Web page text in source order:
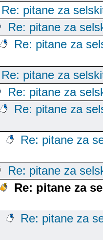
Re: pitane za
Re: pitane za
Re: pitane za
Re: pitane za
Re: pitane za
Re: pitane za
Re: pitane za
Re: pitane za
Re: pitane za
Re: pitane za